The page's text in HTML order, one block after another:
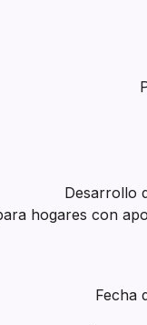
Desarrollo
hogares con
Fecha